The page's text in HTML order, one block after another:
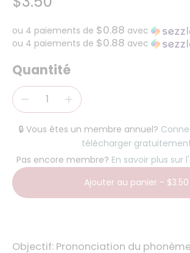
ou 4 paiements de $0.88 avec
ou 4 paiements de $0.88 avec
Quantité
🔒 Vous êtes un membre annuel?
télécharger
Pas encore membre? En savoir plus
Ajouter au panier - $3.50
Objectif: Prononciation du